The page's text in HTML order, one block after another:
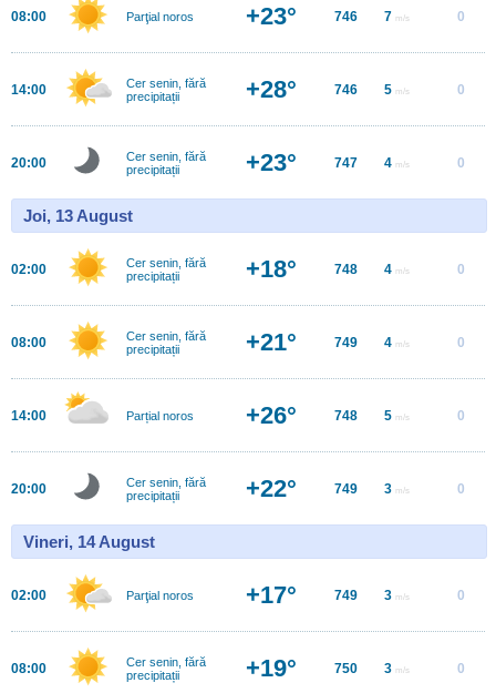
08:00 Parţial noros +23° 746 7 m/s 0
14:00
Cer senin, fără
precipitații
+28° 746 5 m/s 0
20:00
Cer senin, fără
precipitații
+23° 747 4 m/s 0
Joi, 13 August
02:00
Cer senin, fără
precipitații
+18° 748 4 m/s 0
08:00
Cer senin, fără
precipitații
+21° 749 4 m/s 0
14:00 Parțial noros +26° 748 5 m/s 0
20:00
Cer senin, fără
precipitații
+22° 749 3 m/s 0
Vineri, 14 August
02:00 Parţial noros +17° 749 3 m/s 0
08:00
Cer senin, fără
precipitații
+19° 750 3 m/s 0